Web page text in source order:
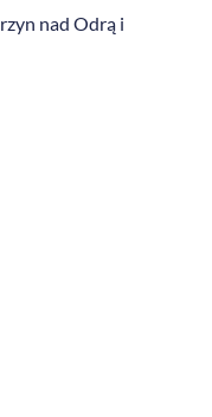
nad Odrą i